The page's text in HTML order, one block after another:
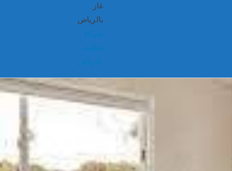
غاز
بالرياض
شركة
تنظيف
بالرياض